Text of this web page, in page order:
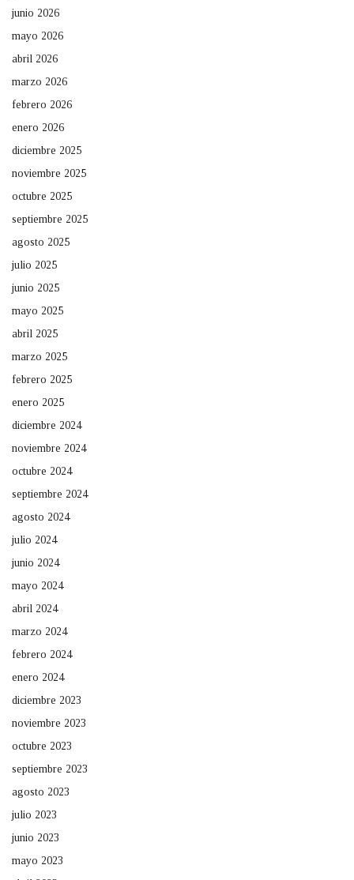
junio 2026
mayo 2026
abril 2026
marzo 2026
febrero 2026
enero 2026
diciembre 2025
noviembre 2025
octubre 2025
septiembre 2025
agosto 2025
julio 2025
junio 2025
mayo 2025
abril 2025
marzo 2025
febrero 2025
enero 2025
diciembre 2024
noviembre 2024
octubre 2024
septiembre 2024
agosto 2024
julio 2024
junio 2024
mayo 2024
abril 2024
marzo 2024
febrero 2024
enero 2024
diciembre 2023
noviembre 2023
octubre 2023
septiembre 2023
agosto 2023
julio 2023
junio 2023
mayo 2023